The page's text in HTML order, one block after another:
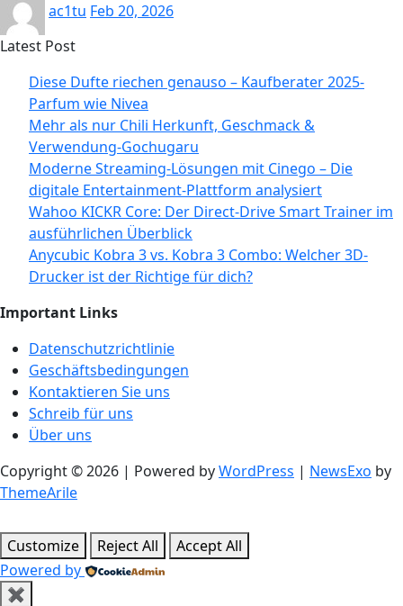
ac1tu Feb 20, 2026
Latest Post
Diese Dufte riechen genauso – Kaufberater 2025-
Parfum wie Nivea
Mehr als nur Chili Herkunft, Geschmack &
Verwendung-Gochugaru
Moderne Streaming-Lösungen mit Cinego – Die
digitale Entertainment-Plattform analysiert
Wahoo KICKR Core: Der Direct-Drive Smart Trainer im
ausführlichen Überblick
Anycubic Kobra 3 vs. Kobra 3 Combo: Welcher 3D-
Drucker ist der Richtige für dich?
Important Links
Datenschutzrichtlinie
Geschäftsbedingungen
Kontaktieren Sie uns
Schreib für uns
Über uns
Copyright © 2026 | Powered byWordPress | NewsExo by
ThemeArile
Customize Reject All
Accept All
Powered by
✖